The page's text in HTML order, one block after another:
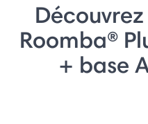
Découvrez
Roomba®
+ base